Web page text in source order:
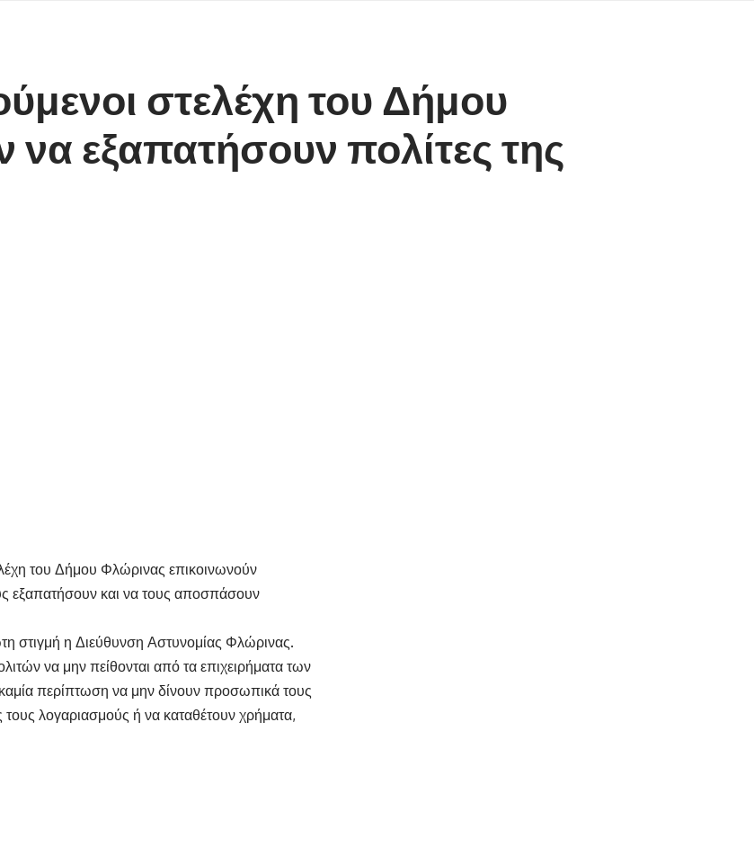
στελέχη του Δήμου
να εξαπατήσουν πολίτες της
του Δήμου Φλώρινας επικοινωνούν
εξαπατήσουν και να τους αποσπάσουν
στιγμή η Διεύθυνση Αστυνομίας Φλώρινας.
να μην πείθονται από τα επιχειρήματα των
καμία περίπτωση να μην δίνουν προσωπικά τους
λογαριασμούς ή να καταθέτουν χρήματα,